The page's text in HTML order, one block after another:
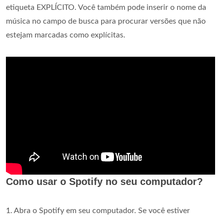
etiqueta EXPLÍCITO. Você também pode inserir o nome da
música no campo de busca para procurar versões que não
estejam marcadas como explícitas.
Como usar o Spotify no seu computador?
1. Abra o Spotify em seu computador. Se você estiver